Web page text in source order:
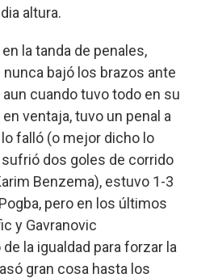
altura.
la tanda de penales,
bajó los brazos ante
cuando tuvo todo en su
ventaja, tuvo un penal a
falló (o mejor dicho lo
dos goles de corrido
Benzema), estuvo 1-3
pero en los últimos
y Gavranovic
la igualdad para forzar la
gran cosa hasta los